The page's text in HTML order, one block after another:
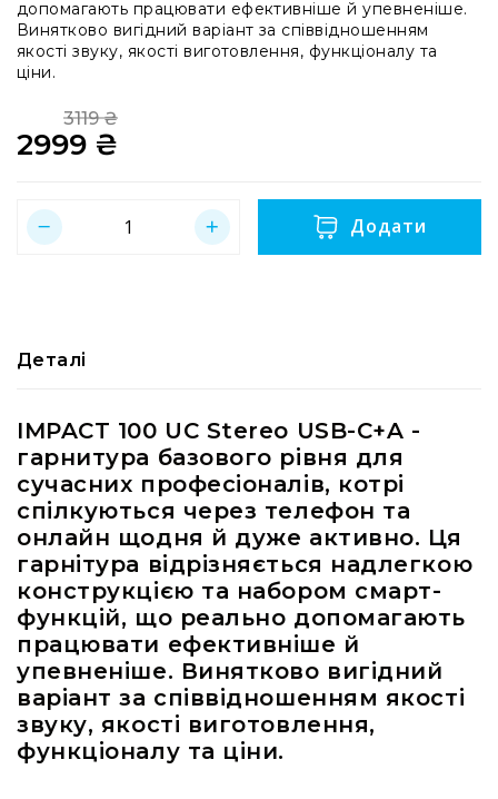
Всі
радіосистеми
обладнання
Антени
Тайм-
коди
Генератори
тайм-
кодів
Приймачі
та
передавачі
Дисплеї
Аксесуари
та
комплектуючі
Мікрофони
допомагають працювати ефективніше й упевненіше.
Винятково вигідний варіант за співвідношенням
якості звуку, якості виготовлення, функціоналу та
ціни.
2999 ₴
Regular
Price
3119 ₴
Додати
Деталі
IMPACT 100 UC Stereo USB-C+A -
гарнитура базового рівня для
сучасних професіоналів, котрі
спілкуються через телефон та
онлайн щодня й дуже активно. Ця
гарнітура відрізняється надлегкою
конструкцією та набором смарт-
функцій, що реально допомагають
працювати ефективніше й
упевненіше. Винятково вигідний
варіант за співвідношенням якості
звуку, якості виготовлення,
функціоналу та ціни.